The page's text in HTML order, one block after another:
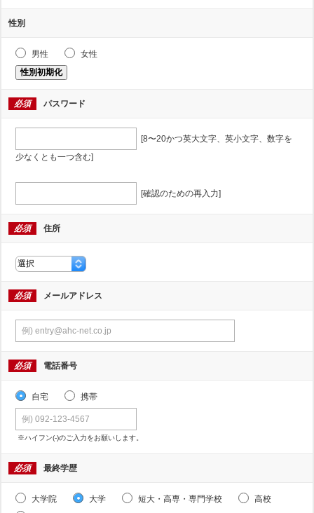
性別
男性
女性
性別初期化
必須 パスワード
[8〜20かつ英大文字、英小文字、数字を
少なくとも一つ含む]
[確認のための再入力]
必須 住所
必須 メールアドレス
必須 電話番号
自宅 携帯
※ハイフン(-)のご入力をお願いします。
必須 最終学歴
大学院 大学 短大・高専・専門学校
高校